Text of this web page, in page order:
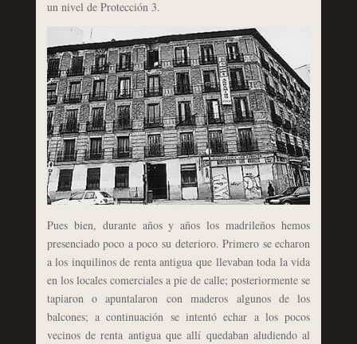
un nivel de Protección 3.
Pues bien, durante años y años los madrileños hemos
presenciado poco a poco su deterioro. Primero se echaron
a los inquilinos de renta antigua que llevaban toda la vida
en los locales comerciales a pie de calle; posteriormente se
tapiaron o apuntalaron con maderos algunos de los
balcones; a continuación se intentó echar a los pocos
vecinos de renta antigua que allí quedaban aludiendo al